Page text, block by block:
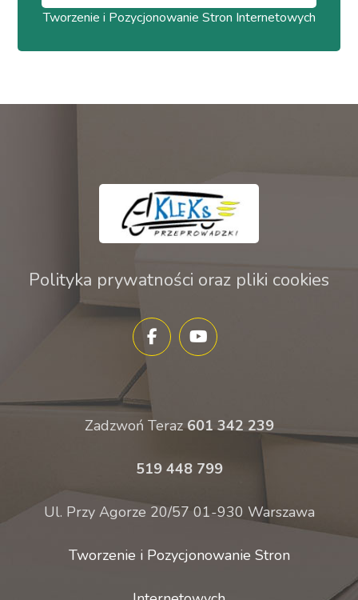
Tworzenie i Pozycjonowanie Stron Internetowych
Polityka prywatności oraz pliki cookies
Zadzwoń Teraz601 342 239
519 448 799
Ul. Przy Agorze 20/57 01-930 Warszawa
Tworzenie i Pozycjonowanie Stron